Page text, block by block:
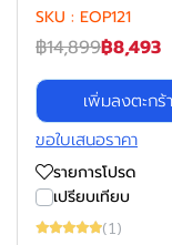
SKU : EOP121
฿14,899฿8,493
เพิ่มลงตะกร้า
ขอใบเสนอราคา
รายการโปรด
เปรียบเทียบ
(1)